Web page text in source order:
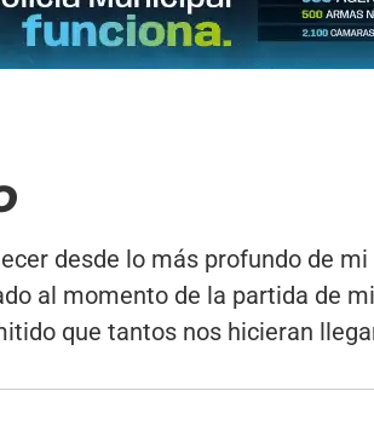
desde lo más profundo de
al momento de la partida de
que tantos nos hicieran